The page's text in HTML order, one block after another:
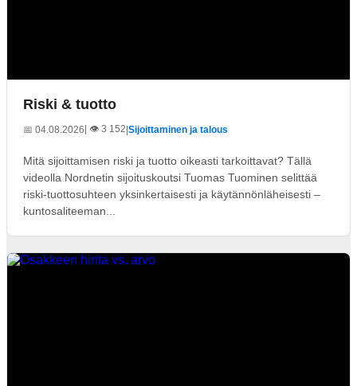
Riski & tuotto
📅 04.08.2026| 👁️ 3 152 Sijoittaminen ja talous
Mitä sijoittamisen riski ja tuotto oikeasti tarkoittavat? Tällä
videolla Nordnetin sijoituskoutsi Tuomas Tuominen selittää
riski-tuottosuhteen yksinkertaisesti ja käytännönläheisesti –
kuntosaliteeman...